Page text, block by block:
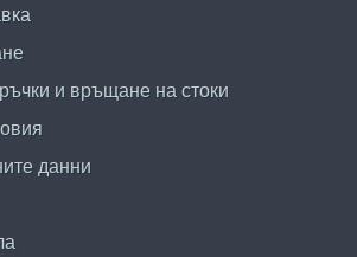
и връщане на стоки
данни